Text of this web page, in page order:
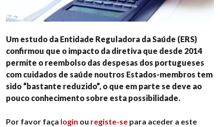
Um estudo da Entidade Reguladora da Saúde (ERS)
confirmou que o impacto da diretiva que desde 2014
permite o reembolso das despesas dos portugueses
com cuidados de saúde noutros Estados-membros tem
sido “bastante reduzido”, o que em parte se deve ao
pouco conhecimento sobre esta possibilidade.
Por favor faça login ou registe-se para aceder a este